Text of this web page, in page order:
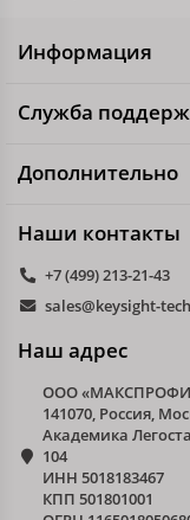
Информация
Служба
Дополнительно
Наши контакты
+7 (499) 213-21-43
sales@keysight-
Наш адрес
ООО
141070, Россия,
Академика
104
ИНН 5018183467
КПП 501801001